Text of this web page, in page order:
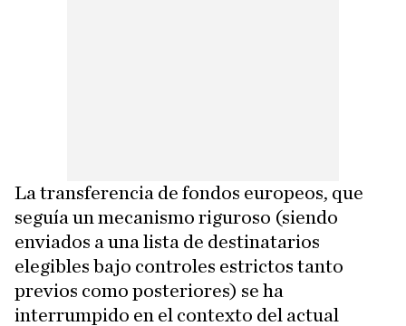
La transferencia de fondos europeos, que
seguía un mecanismo riguroso (siendo
enviados a una lista de destinatarios
elegibles bajo controles estrictos tanto
previos como posteriores) se ha
interrumpido en el contexto del actual